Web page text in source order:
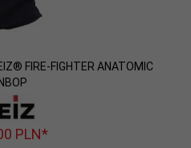
FIRE-FIGHTER ANATOMIC
PLN*